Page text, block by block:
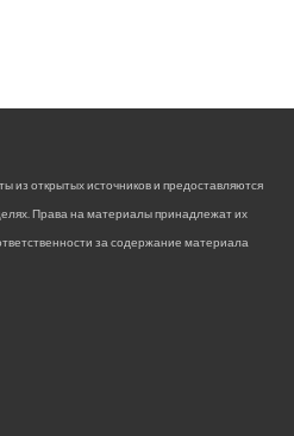
из открытых источников и предоставляются
Права на материалы принадлежат их
за содержание материала